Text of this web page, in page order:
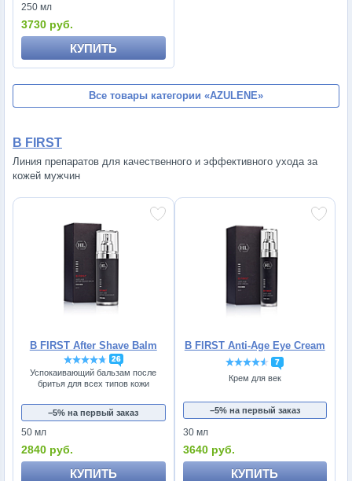
250 мл
3730 руб.
КУПИТЬ
Все товары категории «AZULENE»
B FIRST
Линия препаратов для качественного и эффективного ухода за
кожей мужчин
B FIRST After Shave Balm
26
Успокаивающий бальзам после
бритья для всех типов кожи
−5% на первый заказ
50 мл
2840 руб.
КУПИТЬ
B FIRST Anti-Age Eye Cream
7
Крем для век
−5% на первый заказ
30 мл
3640 руб.
КУПИТЬ